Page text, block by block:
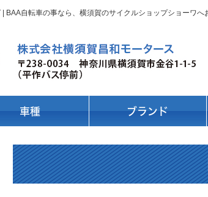
自転車の事なら、横須賀のサイクルショップショーワへ
車種 ブランド